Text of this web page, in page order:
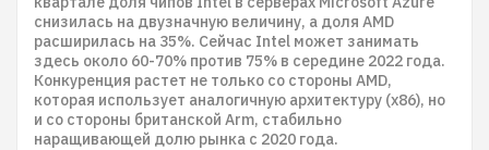
снизилась на двузначную величину, а доля AMD
расширилась на 35%. Сейчас Intel может занимать
здесь около 60-70% против 75% в середине 2022 года.
Конкуренция растет не только со стороны AMD,
которая использует аналогичную архитектуру (x86), но
и со стороны британской Arm, стабильно
наращивающей долю рынка с 2020 года.